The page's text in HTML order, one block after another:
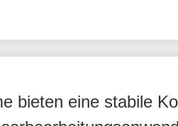
bieten eine stabile